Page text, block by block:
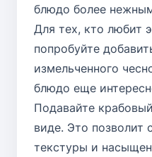
блюдо более
Для тех, кто любит
попробуйте
измельченного
блюдо еще
Подавайте
виде. Это позволит
текстуры и